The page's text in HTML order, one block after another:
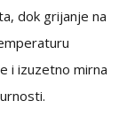
dok grijanje na
i izuzetno mirna